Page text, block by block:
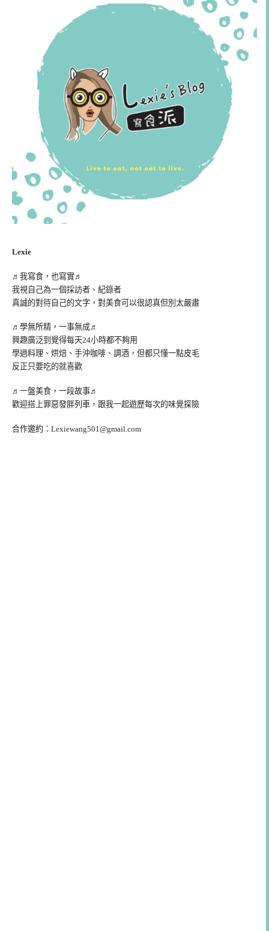
Lexie
♬我寫食，也寫實♬
我視自己為一個採訪者、紀錄者
真誠的對待自己的文字，對美食可以很認真但別太嚴肅
♬學無所精，一事無成♬
興趣廣泛到覺得每天24小時都不夠用
學過料理、烘焙、手沖咖啡、調酒，但都只懂一點皮毛
反正只要吃的就喜歡
♬一盤美食，一段故事♬
歡迎搭上罪惡發胖列車，跟我一起遊歷每次的味覺探險
合作邀約： Lexiewang501@gmail.com